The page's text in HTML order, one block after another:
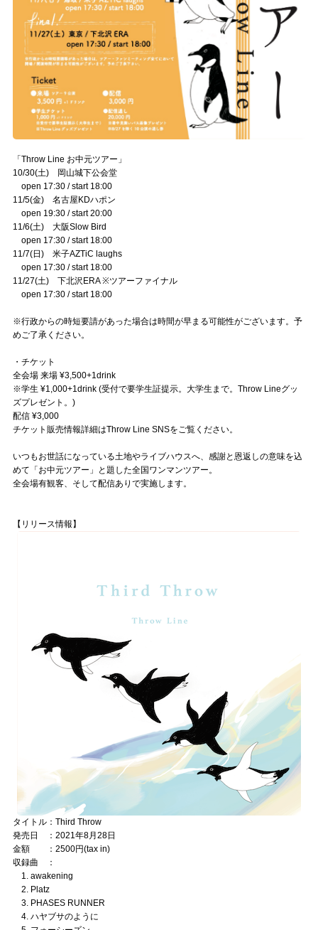
「Throw Line お中元ツアー」
10/30(土) 岡山城下公会堂
open 17:30 / start 18:00
11/5(金) 名古屋KDハポン
open 19:30 / start 20:00
11/6(土) 大阪Slow Bird
open 17:30 / start 18:00
11/7(日) 米子AZTiC laughs
open 17:30 / start 18:00
11/27(土) 下北沢ERA ※ツアーファイナル
open 17:30 / start 18:00
※行政からの時短要請があった場合は時間が早まる可能性がございます。予
めご了承ください。
・チケット
全会場 来場 ¥3,500+1drink
※学生 ¥1,000+1drink (受付で要学生証提示。大学生まで。Throw Lineグッ
ズプレゼント。)
配信 ¥3,000
チケット販売情報詳細はThrow Line SNSをご覧ください。
いつもお世話になっている土地やライブハウスへ、感謝と恩返しの意味を込
めて「お中元ツアー」と題した全国ワンマンツアー。
全会場有観客、そして配信ありで実施します。
【リリース情報】
タイトル：Third Throw
発売日 ：2021年8月28日
金額 ：2500円(tax in)
収録曲 ：
1. awakening
2. Platz
3. PHASES RUNNER
4. ハヤブサのように